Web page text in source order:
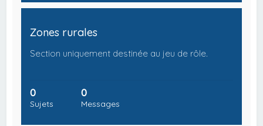
Zones rurales
Section uniquement destinée au jeu de rôle.
0
Sujets
0
Messages